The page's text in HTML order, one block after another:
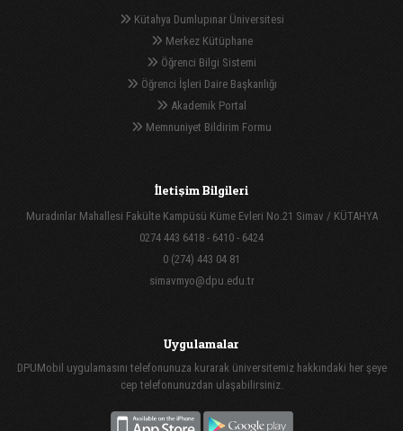
Kütahya Dumlupınar Üniversitesi
Merkez Kütüphane
Öğrenci Bilgi Sistemi
Öğrenci İşleri Daire Başkanlığı
Akademik Portal
Memnuniyet Bildirim Formu
İletişim Bilgileri
Muradınlar Mahallesi Fakülte Kampüsü Küme Evleri No.21 Simav / KÜTAHYA
0274 443 6418 - 6410 - 6424
0 (274) 443 04 81
simavmyo@dpu.edu.tr
Uygulamalar
DPUMobil uygulamasını telefonunuza kurarak üniversitemiz hakkındaki her şeye
cep telefonunuzdan ulaşabilirsiniz.